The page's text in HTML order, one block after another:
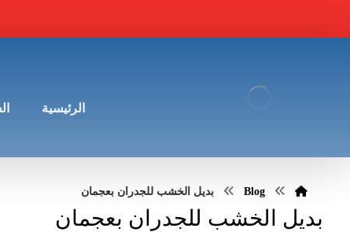
الرئيسية
Blog بديل الخشب للجدران بعجمان
بديل الخشب للجدران بعجمان